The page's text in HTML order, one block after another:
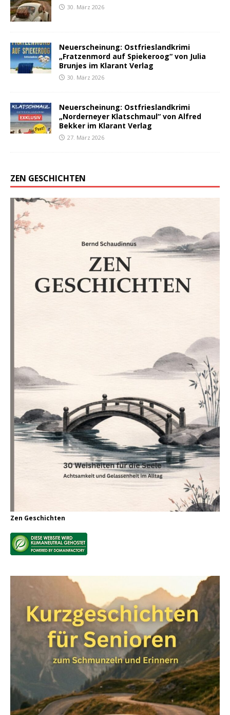
30. März 2026
Neuerscheinung: Ostfrieslandkrimi
„Fratzenmord auf Spiekeroog“ von Julia
Brunjes im Klarant Verlag
30. März 2026
Neuerscheinung: Ostfrieslandkrimi
„Norderneyer Klatschmaul“ von Alfred
Bekker im Klarant Verlag
27. März 2026
ZEN GESCHICHTEN
Zen Geschichten